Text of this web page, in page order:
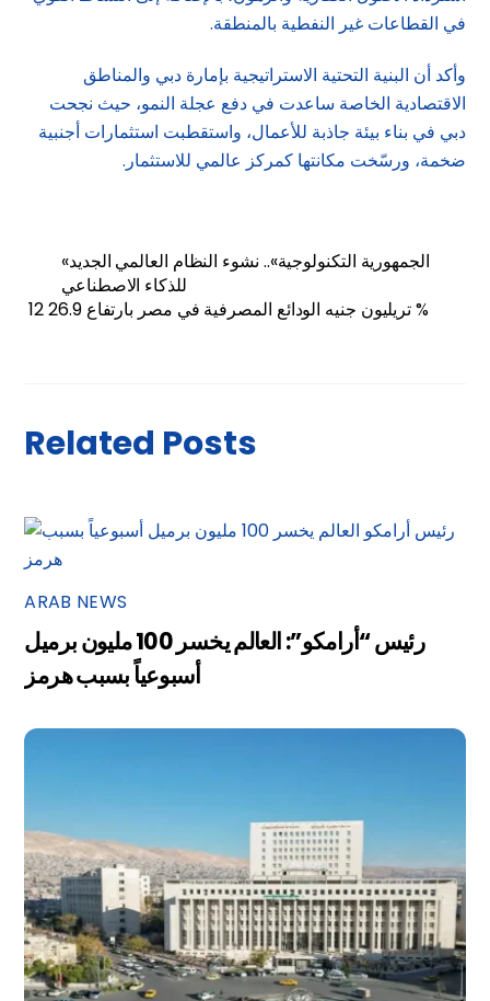
في القطاعات غير النفطية بالمنطقة.
وأكد أن البنية التحتية الاستراتيجية بإمارة دبي والمناطق
الاقتصادية الخاصة ساعدت في دفع عجلة النمو، حيث نجحت
دبي في بناء بيئة جاذبة للأعمال، واستقطبت استثمارات أجنبية
ضخمة، ورسّخت مكانتها كمركز عالمي للاستثمار.
«الجمهورية التكنولوجية».. نشوء النظام العالمي الجديد
للذكاء الاصطناعي
12 تريليون جنيه الودائع المصرفية في مصر بارتفاع 26.9 %
Related Posts
ARAB NEWS
رئيس “أرامكو”: العالم يخسر 100 مليون برميل
أسبوعياً بسبب هرمز